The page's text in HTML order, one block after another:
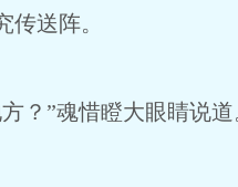
送阵。
”魂惜瞪大眼睛说道